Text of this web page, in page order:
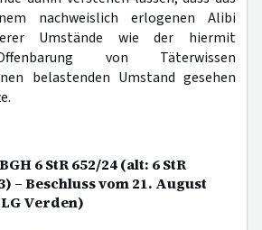
nachweislich erlogenen Alibi
Umstände wie der hiermit
von Täterwissen
belastenden Umstand gesehen
6 StR 652/24 (alt: 6 StR
– Beschluss vom 21. August
Verden)